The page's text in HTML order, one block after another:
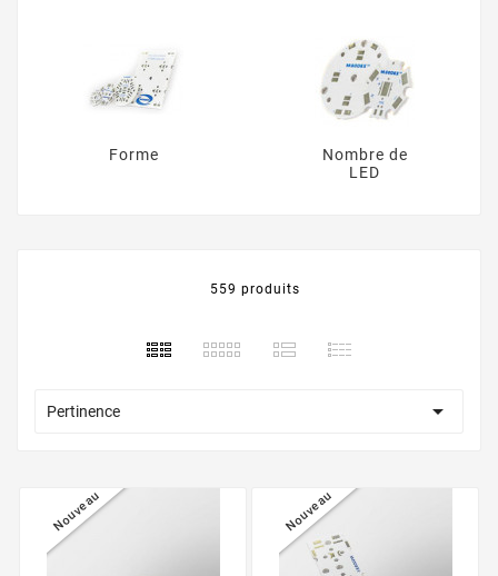
Forme
Nombre de
LED
559 produits
Pertinence 
Nouveau Nouveau